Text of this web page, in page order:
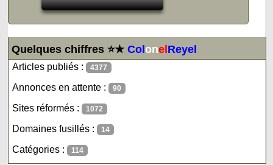
Quelques chiffres ⭐★ColonelReyel
Articles publiés : 4377
Annonces en attente : 90
Sites réformés : 1072
Domaines fusillés : 14
Catégories : 114